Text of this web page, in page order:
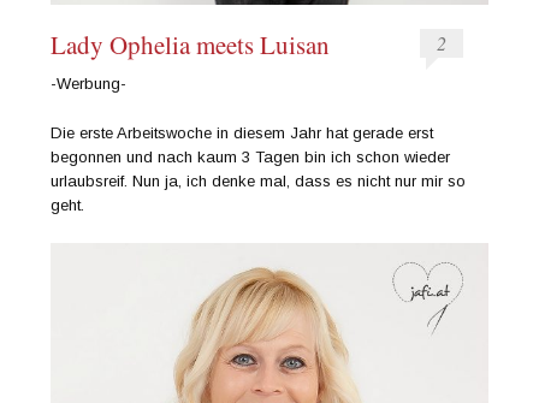
Lady Ophelia meets Luisan 2
-Werbung-
Die erste Arbeitswoche in diesem Jahr hat gerade erst
begonnen und nach kaum 3 Tagen bin ich schon wieder
urlaubsreif. Nun ja, ich denke mal, dass es nicht nur mir so
geht.